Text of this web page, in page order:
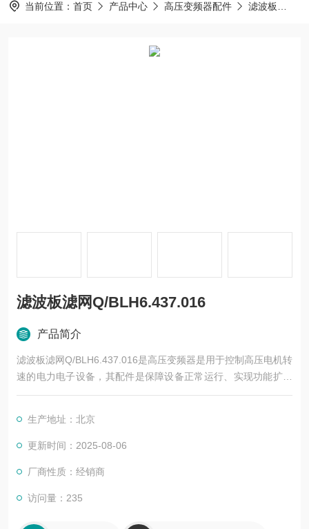
当前位置： 首页 产品中心 高压变频器配件 滤波板
滤波板滤网Q/BLH6.437.016
产品简介
滤波板滤网Q/BLH6.437.016是高压变频器是用于控制高压电机转
速的电力电子设备，其配件是保障设备正常运行、实现功能扩展
及维护维修的重要组成部分。这些配件种类繁多，涵盖了功率变
生产地址：北京
更新时间：2025-08-06
厂商性质：经销商
访问量：235